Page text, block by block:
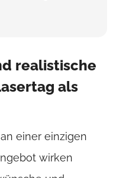
realistische
als
einer einzigen
wirken